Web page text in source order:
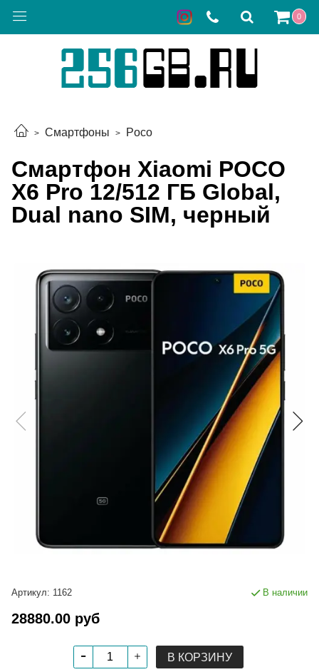
0
Смартфоны Poco
Смартфон Xiaomi POCO
X6 Pro 12/512 ГБ Global,
Dual nano SIM, черный
Артикул: 1162 В наличии
28880.00 руб
В КОРЗИНУ